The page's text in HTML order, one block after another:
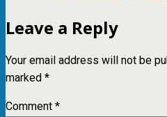
Leave a Reply
Your email address will not be
marked*
Comment*